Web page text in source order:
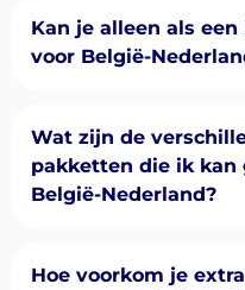
Kan je alleen als
voor België-
Wat zijn de
pakketten die ik kan
België-Nederland?
Hoe voorkom je